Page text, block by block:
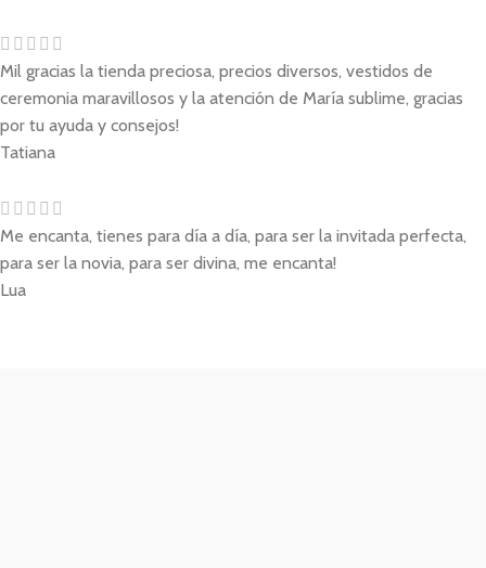
Mil gracias la tienda preciosa, precios diversos, vestidos de
ceremonia maravillosos y la atención de María sublime, gracias
por tu ayuda y consejos!
Tatiana
Me encanta, tienes para día a día, para ser la invitada perfecta,
para ser la novia, para ser divina, me encanta!
Lua